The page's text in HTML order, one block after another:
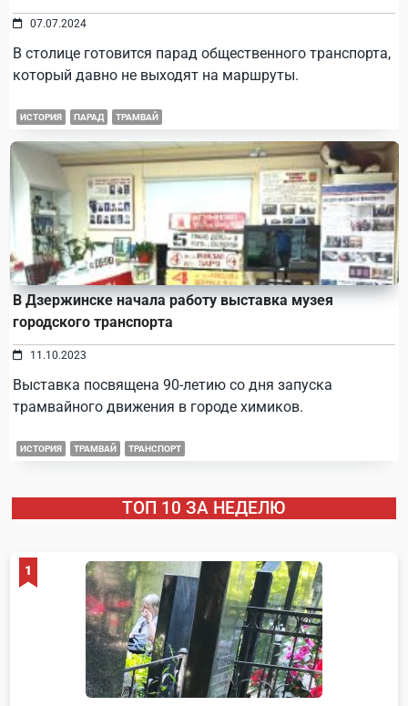
07.07.2024
В столице готовится парад общественного транспорта,
который давно не выходят на маршруты.
ИСТОРИЯ ПАРАД ТРАМВАЙ
В Дзержинске начала работу выставка музея
городского транспорта
11.10.2023
Выставка посвящена 90-летию со дня запуска
трамвайного движения в городе химиков.
ИСТОРИЯ ТРАМВАЙ ТРАНСПОРТ
ТОП 10 ЗА НЕДЕЛЮ